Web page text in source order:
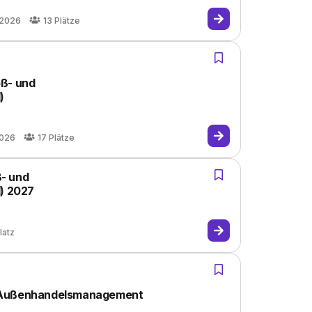
13 Plätze
und
17 Plätze
und
2027